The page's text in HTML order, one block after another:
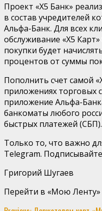
Проект «X5 Банк»
в состав учредителей
Альфа-Банк. Для всех
обслуживание «Х5
покупки будет
процентов от суммы
Пополнить счет самой
приложениях торговых
приложение Альфа-
банкоматы любого
быстрых платежей (СБП).
Только то, что важно
Telegram.
Григорий Шугаев
Перейти в «Мою Ленту»